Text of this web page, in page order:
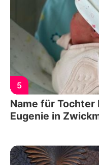
5
Name für
Eugenie in